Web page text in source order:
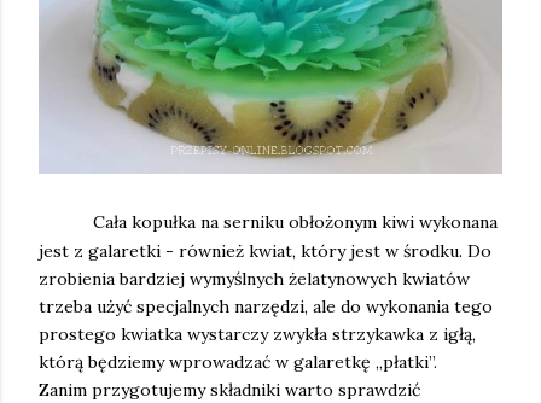
Cała kopułka na serniku obłożonym kiwi wykonana
jest z galaretki - również kwiat, który jest w środku. Do
zrobienia bardziej wymyślnych żelatynowych kwiatów
trzeba użyć specjalnych narzędzi, ale do wykonania tego
prostego kwiatka wystarczy zwykła strzykawka z igłą,
którą będziemy wprowadzać w galaretkę „płatki”.
Zanim przygotujemy składniki warto sprawdzić